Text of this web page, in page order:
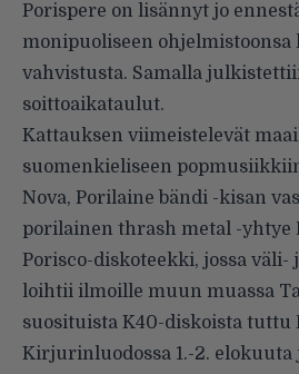
Porispere on lisännyt jo
monipuoliseen ohjelmistoonsa
vahvistusta. Samalla
soittoaikataulut.
Kattauksen viimeistelevät
suomenkieliseen
Nova, Porilaine bändi -kisan
porilainen thrash metal -yhtye
Porisco-diskoteekki, jossa
loihtii ilmoille muun muassa
suosituista K40-diskoista tuttu
Kirjurinluodossa 1.-2. elokuuta